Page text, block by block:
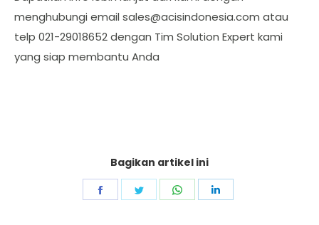
menghubungi email sales@acisindonesia.com atau
telp 021-29018652 dengan Tim Solution Expert kami
yang siap membantu Anda
Bagikan artikel ini
Share
Share
Share